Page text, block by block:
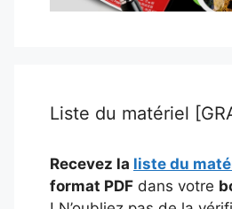
Liste du matériel
Recevez la liste du
format PDF dans votre